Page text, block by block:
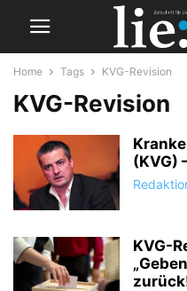
Home Tags KVG-Revision
KVG-Revision
(KVG)
KVG-